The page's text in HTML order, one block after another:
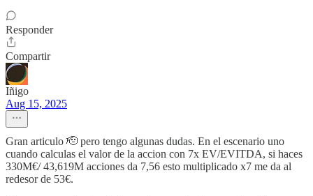
Responder
Compartir
Iñigo
Aug 15, 2025
Gran articulo 🫡 pero tengo algunas dudas. En el escenario uno
cuando calculas el valor de la accion con 7x EV/EVITDA, si haces
330M€/ 43,619M acciones da 7,56 esto multiplicado x7 me da al
redesor de 53€.